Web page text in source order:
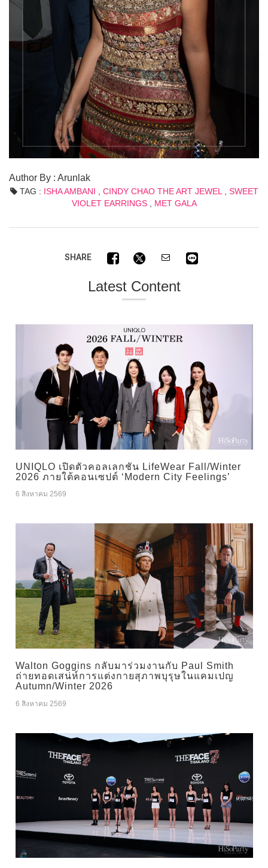
Author By : Arunlak
TAG : ISHA AMBANI , CINDY CHAO THE ART JEWEL, SWEET
VIOLET EARRINGS, MET GALA
SHARE
Latest Content
UNIQLO เปิดตัวคอลเลกชัน LifeWear Fall/Winter
2026 ภายใต้คอนเซปต์ ‘Modern City Feelings’
6 สิงหาคม 2569
Walton Goggins กลับมาร่วมงานกับ Paul Smith
ถ่ายทอดเสน่ห์การแต่งกายสุภาพบุรุษในแคมเปญ
Autumn/Winter 2026
6 สิงหาคม 2569